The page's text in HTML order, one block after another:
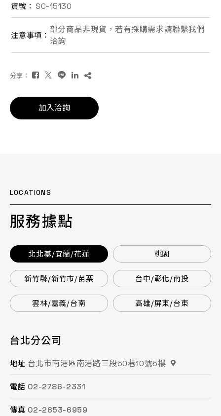
貨號： SC-15130
注意事項：
部分商品非現貨，若有採購需求請聯繫我們
洽詢
分享：
加入洽詢
LOCATIONS
服務據點
北北基/宜蘭/花蓮 桃園
新竹縣/新竹市/苗栗 台中/彰化/南投
雲林/嘉義/台南 高雄/屏東/台東
台北分公司
地址 台北市南港區南港路三段50巷10號5樓
電話 02-2786-2331
傳真 02-2653-6959
桃園分公司
地址 桃園市平鎮區復興街62號2樓
電話 03-494-6939
傳真 03-493-0687
總公司 / 竹苗分公司
地址 苗栗縣頭份市工業路16號
電話 037-621-088
傳真 037-615-096
台中分公司
地址 台中市南屯區文心路一段218號15F之2
電話 04-2472-8859
傳真 04-2472-8825
台南分公司
地址 台南市永康區鹽洲一街63巷33號
電話 06-243-6589
傳真 06-253-8208
高雄分公司
地址 高雄市鳳山區鳳頂路479號
電話 07-753-9988
傳真 07-753-1958
詢價車